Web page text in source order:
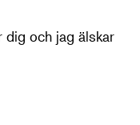
dig och jag älskar